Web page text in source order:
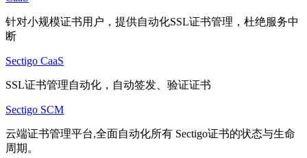
针对小规模证书用户，提供自动化SSL证书管理，杜绝服务中
断
Sectigo CaaS
SSL证书管理自动化，自动签发、验证证书
Sectigo SCM
云端证书管理平台,全面自动化所有 Sectigo证书的状态与生命
周期。